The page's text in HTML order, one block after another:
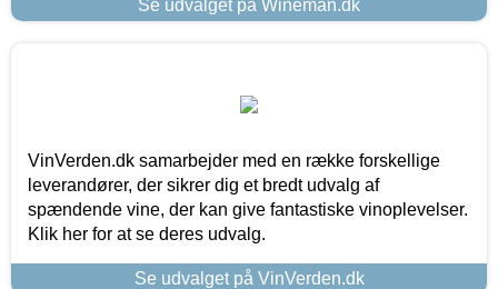
Se udvalget på Wineman.dk
VinVerden.dk samarbejder med en række forskellige
leverandører, der sikrer dig et bredt udvalg af
spændende vine, der kan give fantastiske vinoplevelser.
Klik her for at se deres udvalg.
Se udvalget på VinVerden.dk